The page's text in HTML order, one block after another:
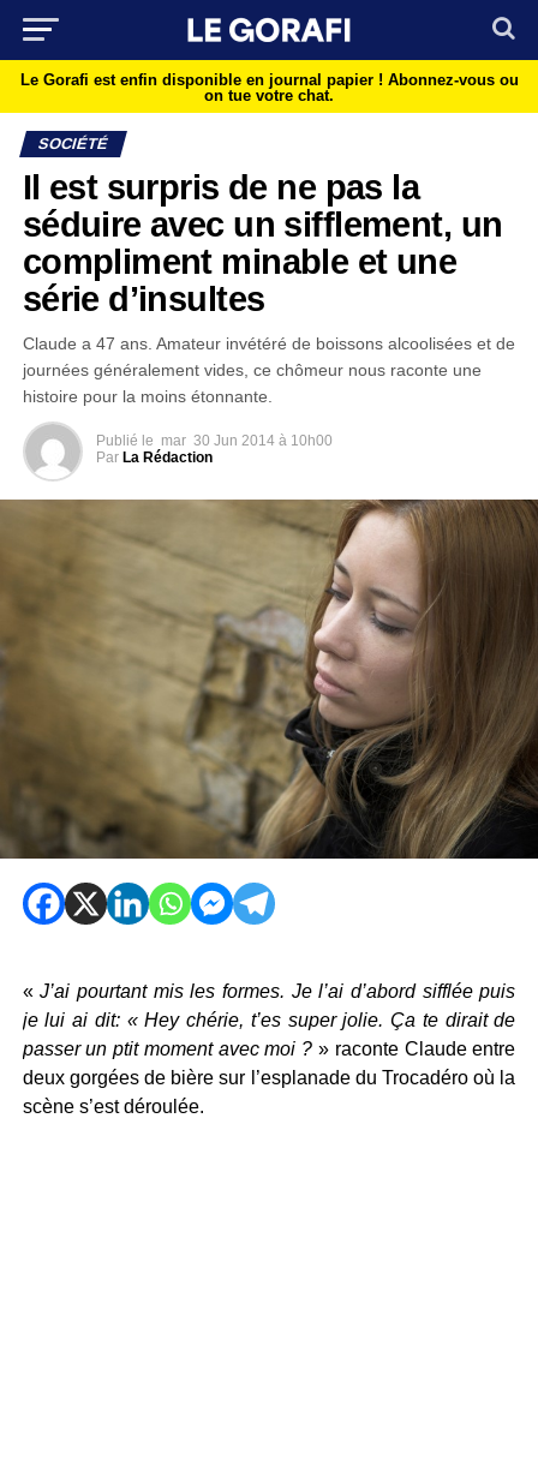
Le Gorafi est enfin disponible en journal papier ! Abonnez-vous ou
on tue votre chat.
SOCIÉTÉ
Il est surpris de ne pas la
séduire avec un sifflement, un
compliment minable et une
série d’insultes
Claude a 47 ans. Amateur invétéré de boissons alcoolisées et de
journées généralement vides, ce chômeur nous raconte une
histoire pour la moins étonnante.
Publié le mar 30 Jun 2014 à 10h00
Par La Rédaction
«J’ai pourtant mis les formes. Je l’ai d’abord sifflée puis
je lui ai dit: « Hey chérie, t’es super jolie. Ça te dirait de
passer un ptit moment avec moi ? » raconte Claude entre
deux gorgées de bière sur l’esplanade du Trocadéro où la
scène s’est déroulée.